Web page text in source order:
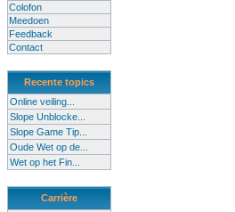
Colofon
Meedoen
Feedback
Contact
Recente topics
Online veiling...
Slope Unblocke...
Slope Game Tip...
Oude Wet op de...
Wet op het Fin...
Carrière